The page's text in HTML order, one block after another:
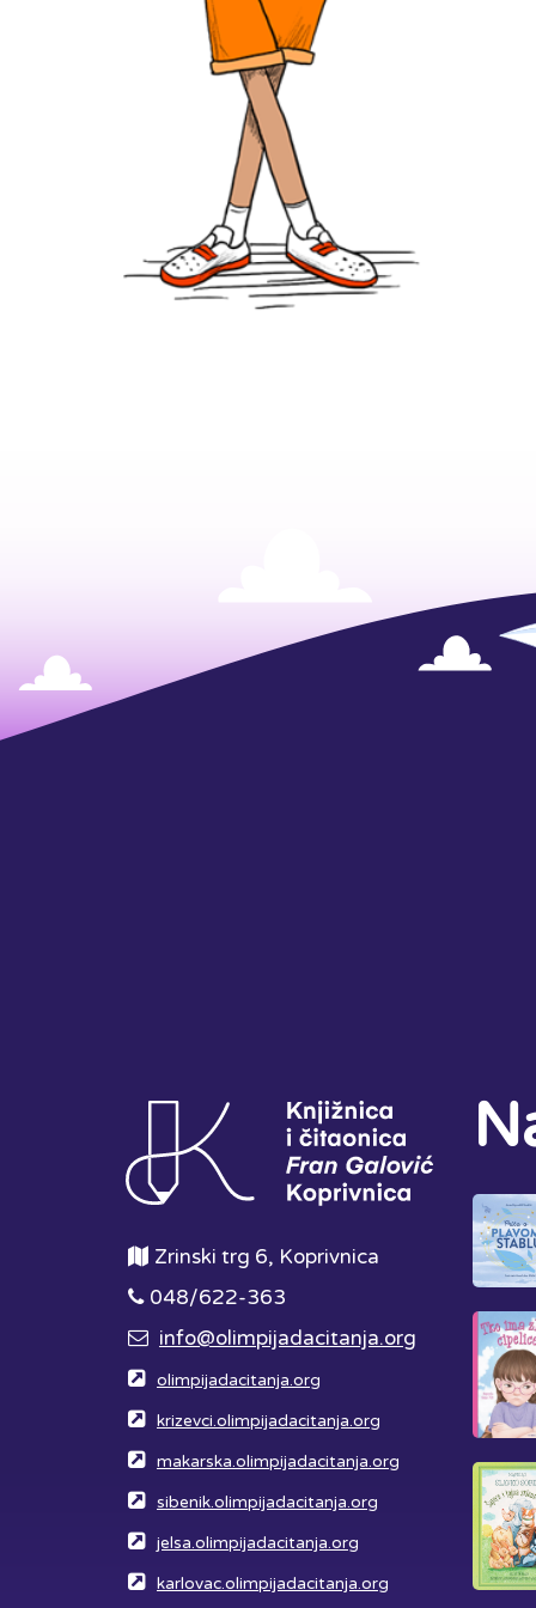
Zrinski trg 6, Koprivnica
048/622-363
info@olimpijadacitanja.org
olimpijadacitanja.org
krizevci.olimpijadacitanja.org
makarska.olimpijadacitanja.org
sibenik.olimpijadacitanja.org
jelsa.olimpijadacitanja.org
karlovac.olimpijadacitanja.org